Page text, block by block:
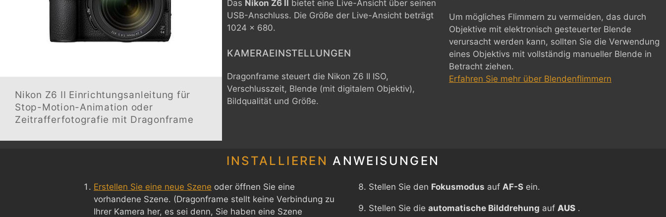
Nikon Z6 II Einrichtungsanleitung für
Stop-Motion-Animation oder
Zeitrafferfotografie mit Dragonframe
Das Nikon Z6 II bietet eine Live-Ansicht über seinen
USB-Anschluss. Die Größe der Live-Ansicht beträgt
1024 x 680.
KAMERAEINSTELLUNGEN
Dragonframe steuert die Nikon Z6 II ISO,
Verschlusszeit, Blende (mit digitalem Objektiv),
Bildqualität und Größe.
Um mögliches Flimmern zu vermeiden, das durch
Objektive mit elektronisch gesteuerter Blende
verursacht werden kann, sollten Sie die Verwendung
eines Objektivs mit vollständig manueller Blende in
Betracht ziehen.
Erfahren Sie mehr über Blendenflimmern
INSTALLIEREN ANWEISUNGEN
Erstellen Sie eine neue Szene oder öffnen Sie eine
vorhandene Szene. (Dragonframe stellt keine Verbindung zu
Ihrer Kamera her, es sei denn, Sie haben eine Szene
Stellen Sie den Fokusmodus auf AF-S ein.
Stellen Sie die automatische Bilddrehung auf AUS .